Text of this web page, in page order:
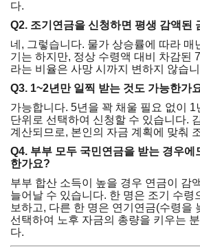
다.
Q2. 조기연금을 신청하면 평생 감액된
네, 그렇습니다. 물가 상승률에 따라 매
기는 하지만, 정상 수령액 대비 차감된
라는 비율은 사망 시까지 변하지 않습
Q3. 1~2년만 일찍 받는 것도 가능한가
가능합니다. 5년을 꽉 채울 필요 없이 1
단위로 선택하여 신청할 수 있습니다.
계산되므로, 본인의 자금 계획에 맞춰
Q4. 부부 모두 국민연금을 받는 경우에
한가요?
부부 합산 소득이 높을 경우 연금이 감
늘어날 수 있습니다. 한 명은 조기 수령
보하고, 다른 한 명은 연기연금(수령을
선택하여 노후 자금의 총량을 키우는
다.